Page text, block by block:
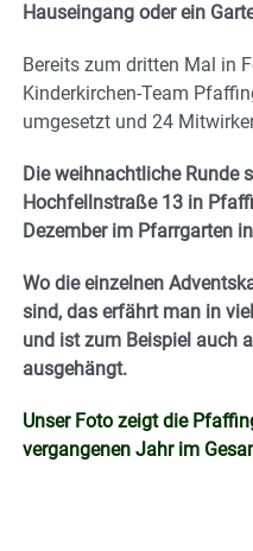
Hauseingang oder ein
Bereits zum dritten Mal in
Kinderkirchen-Team
umgesetzt und 24
Die weihnachtliche Runde
Hochfellnstraße 13 in
Dezember im Pfarrgarten
Wo die einzelnen
sind, das erfährt man in
und ist zum Beispiel auch
ausgehängt.
Unser Foto zeigt die
vergangenen Jahr im